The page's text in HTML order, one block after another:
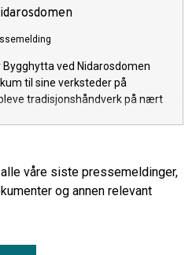
Erkebispegården og den unike
i vår tid og fram
ved Nidarosdomen
til sine verksteder på
tradisjonshåndverk på nært
alle våre siste pressemeldinger,
og annen relevant